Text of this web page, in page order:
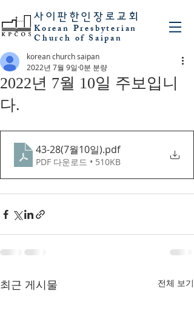
사이판 한인장로교회
Korean Presbyterian
Church of Saipan
2022년 7월 10일 주보입니
다.
korean church saipan
2022년 7월 9일 0분 분량
43-28(7월10일).pdf
PDF 다운로드 • 510KB
최근 게시물 전체 보기